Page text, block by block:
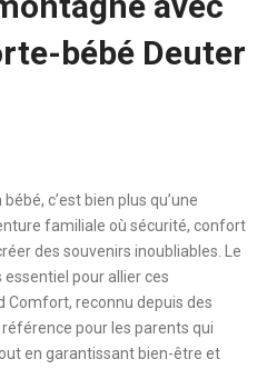
bébé Deuter
c’est bien plus qu’une
familiale où sécurité, confort
des souvenirs inoubliables. Le
pour allier ces
Comfort, reconnu depuis des
pour les parents qui
en garantissant bien-être et